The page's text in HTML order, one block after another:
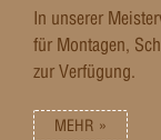
In unserer
für Montagen,
zur Verfügung.
MEHR »